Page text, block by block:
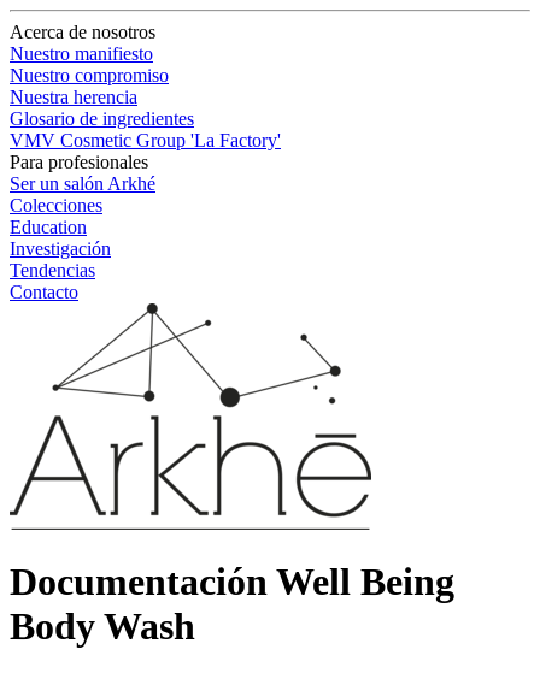
Acerca de nosotros
Nuestro manifiesto
Nuestro compromiso
Nuestra herencia
Glosario de ingredientes
VMV Cosmetic Group 'La Factory'
Para profesionales
Ser un salón Arkhé
Colecciones
Education
Investigación
Tendencias
Contacto
Documentación Well Being
Body Wash